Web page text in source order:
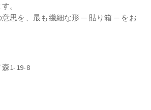
。
思を、最も繊細な形 ─ 貼り箱 ─ をお
1-19-8